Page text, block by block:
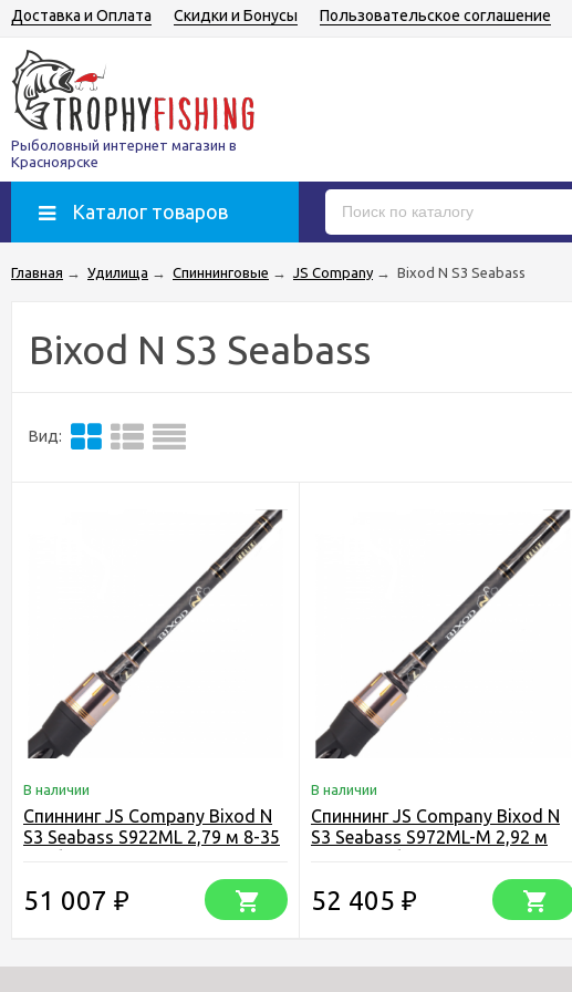
Доставка и Оплата Скидки и Бонусы Пользовательское соглашение
Рыболовный интернет магазин в
Красноярске
Каталог товаров
Главная → Удилища → Спиннинговые → JS Company → Bixod N S3 Seabass
Bixod N S3 Seabass
Вид:
В наличии
Спиннинг JS Company Bixod N
S3 Seabass S922ML 2,79 м 8-35
51 007 ₽
В наличии
Спиннинг JS Company Bixod N
S3 Seabass S972ML-M 2,92 м
52 405 ₽